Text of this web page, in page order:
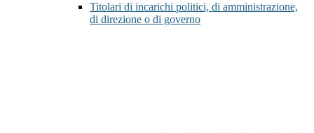
Titolari di incarichi politici, di amministrazione,
di direzione o di governo